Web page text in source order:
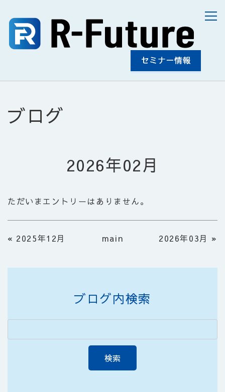
ブログ
2026年02月
ただいまエントリーはありません。
« 2025年12月 main 2026年03月 »
ブログ内検索